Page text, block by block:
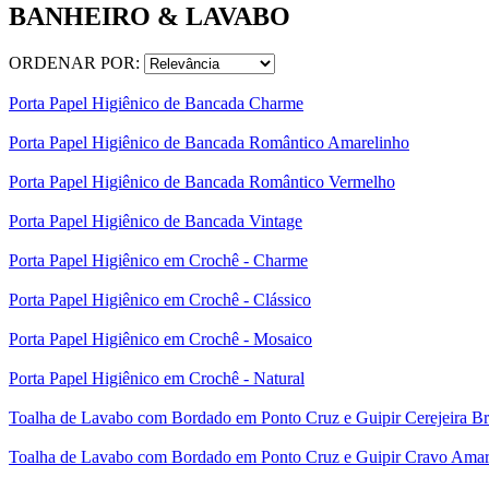
BANHEIRO & LAVABO
ORDENAR POR:
Porta Papel Higiênico de Bancada Charme
Porta Papel Higiênico de Bancada Romântico Amarelinho
Porta Papel Higiênico de Bancada Romântico Vermelho
Porta Papel Higiênico de Bancada Vintage
Porta Papel Higiênico em Crochê - Charme
Porta Papel Higiênico em Crochê - Clássico
Porta Papel Higiênico em Crochê - Mosaico
Porta Papel Higiênico em Crochê - Natural
Toalha de Lavabo com Bordado em Ponto Cruz e Guipir Cerejeira
Toalha de Lavabo com Bordado em Ponto Cruz e Guipir Cravo